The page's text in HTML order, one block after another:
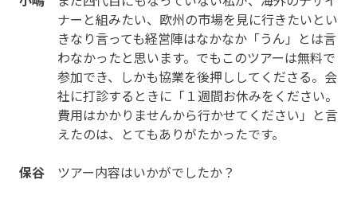
ナーと組みたい、欧州の市場を見に行きたいとい
きなり言っても経営陣はなかなか「うん」とは言
わなかったと思います。でもこのツアーは無料で
参加でき、しかも協業を後押ししてくださる。会
社に打診するときに「１週間お休みをください。
費用はかかりませんから行かせてください」と言
えたのは、とてもありがたかったです。
保谷 ツアー内容はいかがでしたか？